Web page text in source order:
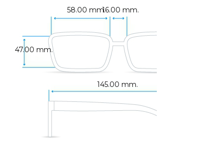
58.00 mm.16.00 mm.
145.00 mm.
47.00 mm.